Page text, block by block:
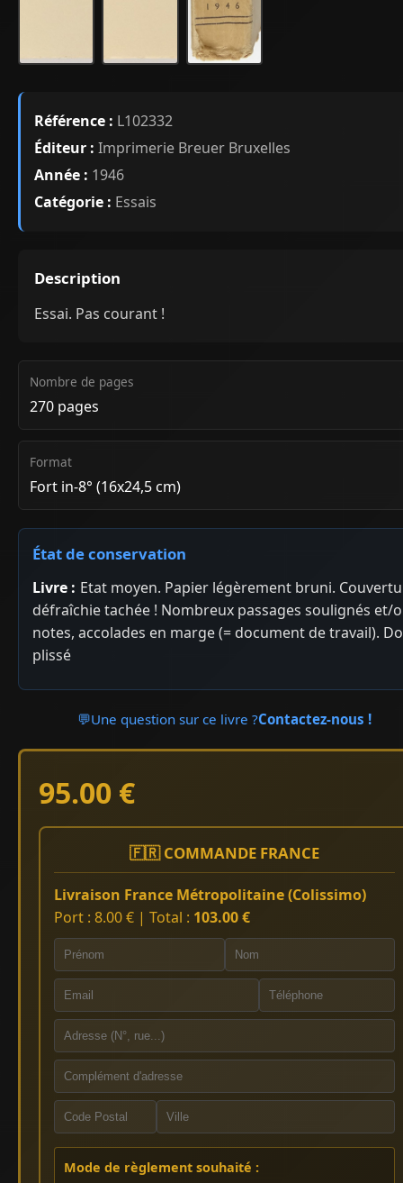
Référence : L102332
Éditeur : Imprimerie Breuer Bruxelles
Année : 1946
Catégorie : Essais
Description
Essai. Pas courant !
Nombre de pages
270 pages
Format
Fort in-8° (16x24,5 cm)
État de conservation
Livre : Etat moyen. Papier légèrement bruni.
défraîchie tachée ! Nombreux passages soulignés et/
notes, accolades en marge (= document de travail).
plissé
💬Une question sur ce livre ?Contactez-nous !
95.00 €
🇫🇷 COMMANDE FRANCE
Livraison France Métropolitaine (Colissimo)
Port : 8.00 € | Total : 103.00 €
Mode de règlement souhaité :